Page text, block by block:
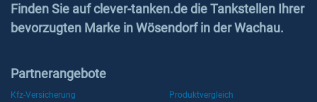
Finden Sie auf clever-tanken.de die Tankstellen Ihrer
bevorzugten Marke in Wösendorf in der Wachau.
Partnerangebote
Kfz-Versicherung
Produktvergleich